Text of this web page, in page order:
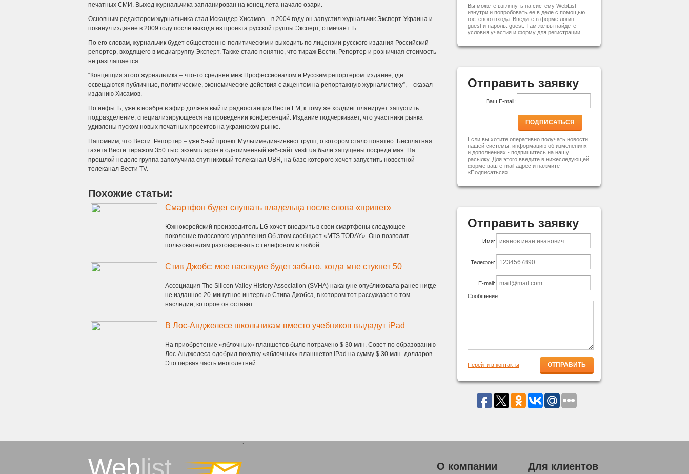
печатных СМИ. Выход журнальчика запланирован на конец лета-начало озари.
Основным редактором журнальчика стал Искандер Хисамов – в 2004 году он запустил журнальчик Эксперт-Украина и
покинул издание в 2009 году после выхода из проекта русской группы Эксперт, отмечает Ъ.
По его словам, журнальчик будет общественно-политическим и выходить по лицензии русского издания Российский
репортер, входящего в медиагруппу Эксперт. Также стало понятно, что тираж Вести. Репортер и розничная стоимость
не разглашается.
“Концепция этого журнальчика – что-то среднее меж Профессионалом и Русским репортером: издание, где
освещаются публичные, политические, экономические действия с акцентом на репортажную журналистику”, – сказал
изданию Хисамов.
По инфы Ъ, уже в ноябре в эфир должна выйти радиостанция Вести FM, к тому же холдинг планирует запустить
подразделение, специализирующееся на проведении конференций. Издание подчеркивает, что участники рынка
удивлены пуском новых печатных проектов на украинском рынке.
Напомним, что Вести. Репортер – уже 5-ый проект Мультимедиа-инвест групп, о котором стало понятно. Бесплатная
газета Вести тиражом 350 тыс. экземпляров и одноименный веб-сайт vesti.ua были запущены посреди мая. На
прошлой неделе группа заполучила спутниковый телеканал UBR, на базе которого хочет запустить новостной
телеканал Вести TV.
Похожие статьи:
Смартфон будет слушать владельца после слова «привет»
Южнокорейский производитель LG хочет внедрить в свои смартфоны следующее
поколение голосового управления Об этом сообщает «MTS TODAY». Оно позволит
пользователям разговаривать с телефоном в любой ...
Стив Джобс: мое наследие будет забыто, когда мне стукнет 50
Ассоциация The Silicon Valley History Association (SVHA) накануне опубликовала ранее нигде
не изданное 20-минутное интервью Стива Джобса, в котором тот рассуждает о том
наследии, которое он оставит ...
В Лос-Анджелесе школьникам вместо учебников выдадут iPad
На приобретение «яблочных» планшетов было потрачено $ 30 млн. Совет по образованию
Лос-Анджелеса одобрил покупку «яблочных» планшетов iPad на сумму $ 30 млн. долларов.
Это первая часть многолетней ...
Вы можете взглянуть на систему WebList
изнутри и попробовать ее в деле с помощью
гостевого входа. Введите в форме логин:
guest и пароль: guest. Там же вы найдете
условия участия и форму для регистрации.
Отправить заявку
Ваш E-mail:
ПОДПИСАТЬСЯ
Если вы хотите оперативно получать новости
нашей системы, информацию об изменениях
и дополнениях - подпишитесь на нашу
расылку. Для этого введите в нижеследующей
форме ваш e-mail адрес и нажмите
«Подписаться».
Отправить заявку
Имя:
Телефон:
E-mail:
Сообщение:
Перейти в контакты
Weblist
`
О компании Для клиентов